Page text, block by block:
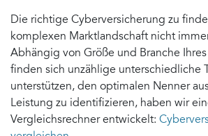
Die richtige Cyberversicherung zu
komplexen Marktlandschaft nicht
Abhängig von Größe und Branche
finden sich unzählige unterschiedliche
unterstützen, den optimalen Nenner
Leistung zu identifizieren, haben wir
Vergleichsrechner entwickelt: